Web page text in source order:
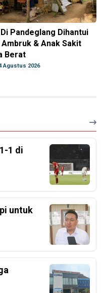
Pandeglang Dihantui
Ambruk & Anak Sakit
Berat
Agustus 2026
1 di
untuk